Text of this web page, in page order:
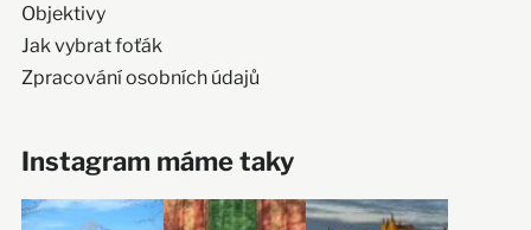
Objektivy
Jak vybrat foťák
Zpracování osobních údajů
Instagram máme taky